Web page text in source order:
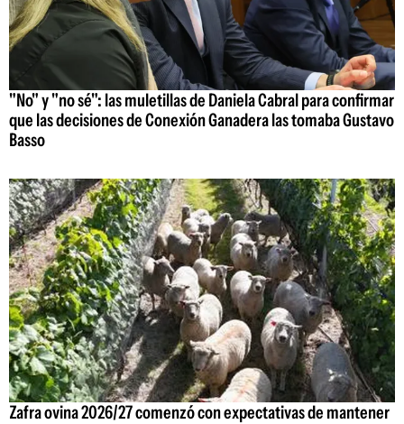
"No" y "no sé": las muletillas de Daniela Cabral para confirmar
que las decisiones de Conexión Ganadera las tomaba Gustavo
Basso
Zafra ovina 2026/27 comenzó con expectativas de mantener